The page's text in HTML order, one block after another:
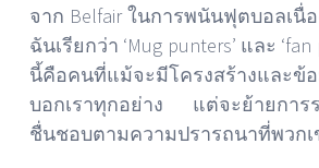
จาก Belfair ในการพนันฟุตบอลเนื่
ฉันเรียกว่า ‘Mug punters’ และ
นี้คือคนที่แม้จะมีโครงสร้างและข้
บอกเราทุกอย่าง แต่จะย้ายการ
ชื่นชอบตามความปรารถนาที่พวก